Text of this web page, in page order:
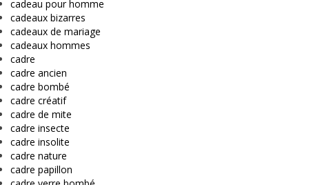
cadeau pour homme
cadeaux bizarres
cadeaux de mariage
cadeaux hommes
cadre
cadre ancien
cadre bombé
cadre créatif
cadre de mite
cadre insecte
cadre insolite
cadre nature
cadre papillon